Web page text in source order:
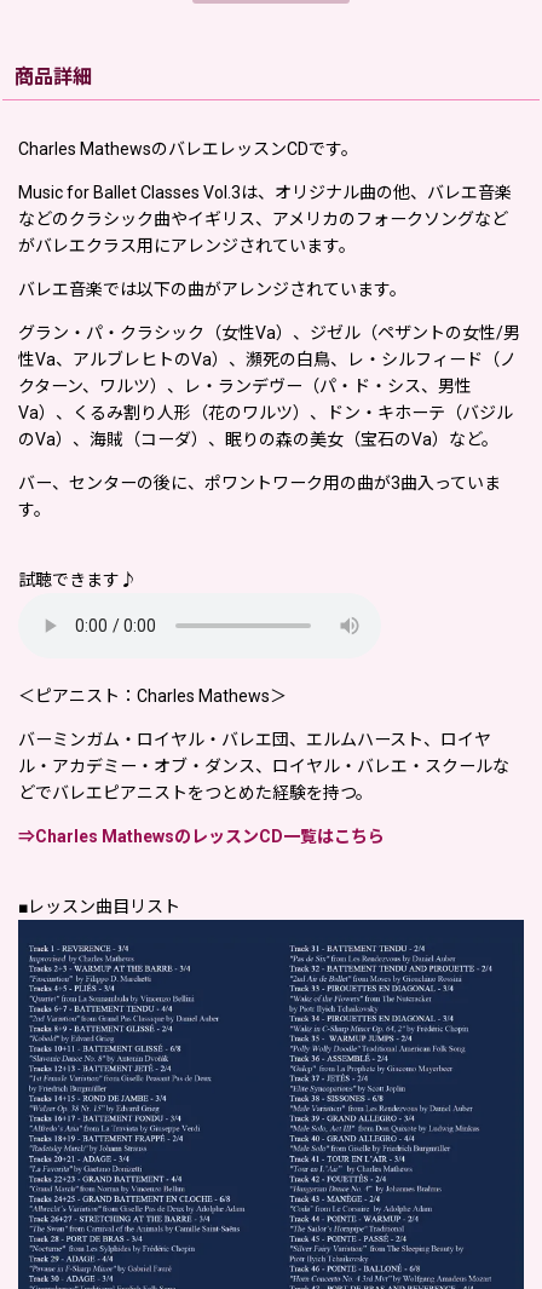
商品詳細
Charles MathewsのバレエレッスンCDです。
Music for Ballet Classes Vol.3は、オリジナル曲の他、バレエ音楽
などのクラシック曲やイギリス、アメリカのフォークソングなど
がバレエクラス用にアレンジされています。
バレエ音楽では以下の曲がアレンジされています。
グラン・パ・クラシック（女性Va）、ジゼル（ペザントの女性/男
性Va、アルブレヒトのVa）、瀕死の白鳥、レ・シルフィード（ノ
クターン、ワルツ）、レ・ランデヴー（パ・ド・シス、男性
Va）、くるみ割り人形（花のワルツ）、ドン・キホーテ（バジル
のVa）、海賊（コーダ）、眠りの森の美女（宝石のVa）など。
バー、センターの後に、ポワントワーク用の曲が3曲入っていま
す。
試聴できます♪
＜ピアニスト：Charles Mathews＞
バーミンガム・ロイヤル・バレエ団、エルムハースト、ロイヤ
ル・アカデミー・オブ・ダンス、ロイヤル・バレエ・スクールな
どでバレエピアニストをつとめた経験を持つ。
⇒Charles MathewsのレッスンCD一覧はこちら
■レッスン曲目リスト